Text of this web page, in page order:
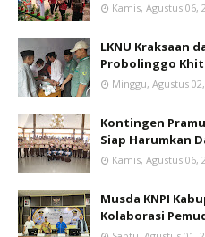
Kamis, Agustus 06,
LKNU Kraksaan
Probolinggo
Minggu, Agustus
Kontingen
Siap Harumkan
Kamis, Agustus 06,
Musda KNPI
Kolaborasi